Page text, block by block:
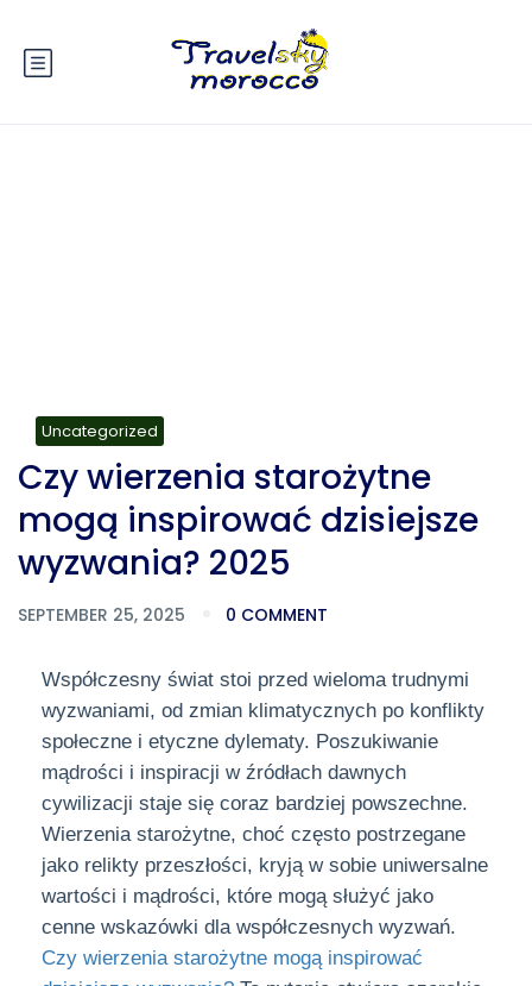
Uncategorized
Czy wierzenia starożytne
mogą inspirować dzisiejsze
wyzwania? 2025
SEPTEMBER 25, 2025 0 COMMENT
Współczesny świat stoi przed wieloma trudnymi
wyzwaniami, od zmian klimatycznych po konflikty
społeczne i etyczne dylematy. Poszukiwanie
mądrości i inspiracji w źródłach dawnych
cywilizacji staje się coraz bardziej powszechne.
Wierzenia starożytne, choć często postrzegane
jako relikty przeszłości, kryją w sobie uniwersalne
wartości i mądrości, które mogą służyć jako
cenne wskazówki dla współczesnych wyzwań.
Czy wierzenia starożytne mogą inspirować